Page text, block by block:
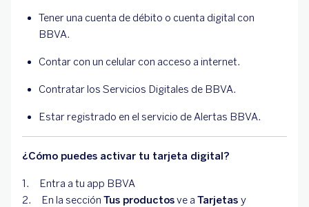
Tener una cuenta de débito o cuenta digital con
BBVA.
Contar con un celular con acceso a internet.
Contratar los Servicios Digitales de BBVA.
Estar registrado en el servicio de Alertas BBVA.
¿Cómo puedes activar tu tarjeta digital?
1. Entra a tu app BBVA
2. En la sección Tus productosve a Tarjetas y